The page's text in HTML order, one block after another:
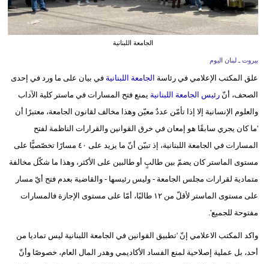
تعليم
أزياء
إسلامية
وتكنولوجيا
بيئة
مدوَّنات
فيديو
الجامعة اللبنانية
بيروت ـ لبنان اليوم
علق المكتب الإعلامي في رئاسة الجامعة اللبنانية في بيان على ما ورد في إحدى
الصحف، أنّرئيس الجامعة اللبنانية يمنع فتح المسارات في ​ماستر كلية الآداب​
والعلوم الإنسانية إلا إذا تأمّن عددٌ معيّن وهذا مخالف لقانون الجامعة، معتبرًا أن
'ما كان يجري سابقًا هو إمعان في خرق القوانين والقرارات الناظمة لفتح
المسارات في الجامعة اللبنانية، إذ تبيّن أنّ ما يزيد على ٤٠ مسارًا تخصّصيًّا على
مستوى الماستر كان يضمّ بين طالبٍ أو طالبين على الأكثر، وهذا ما شكّل مخالفة
متمادية لقرارات مجلس الجامعة - وليس رئيسها - والقاضية بعدم فتح أيّ مسار
على مستوى الماستر لأقلّ من ١٢ طالبًا، أمّا على مستوى الإجازة فالمسارات
مفتوحة للجميع'.
واكد المكتب الاعلامي إنّ 'تطبيق القوانين في الجامعة اللبنانية ليس تماديا من
أحد، بل عملية إصلاحية لمنع ​الفساد الأكاديمي​ وهدر المال العام، خصوصًا وأنّ